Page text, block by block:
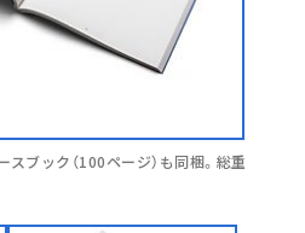
ブック（100ページ）も同梱。総重